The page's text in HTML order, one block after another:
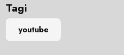
Tagi
youtube